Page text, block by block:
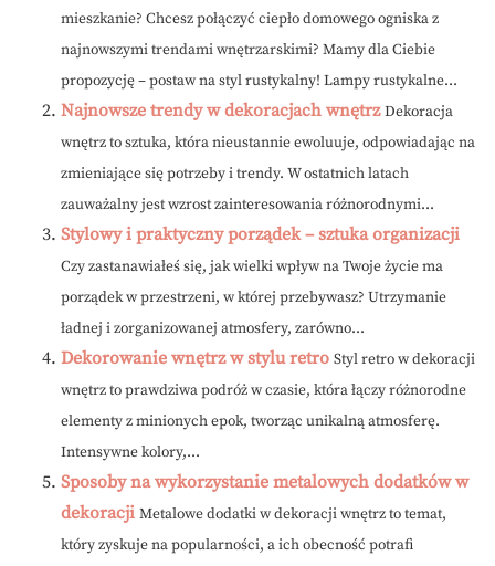
mieszkanie? Chcesz połączyć ciepło domowego ogniska z
najnowszymi trendami wnętrzarskimi? Mamy dla Ciebie
propozycję – postaw na styl rustykalny! Lampy rustykalne...
Najnowsze trendy w dekoracjach wnętrz Dekoracja
wnętrz to sztuka, która nieustannie ewoluuje, odpowiadając na
zmieniające się potrzeby i trendy. W ostatnich latach
zauważalny jest wzrost zainteresowania różnorodnymi...
Stylowy i praktyczny porządek – sztuka organizacji
Czy zastanawiałeś się, jak wielki wpływ na Twoje życie ma
porządek w przestrzeni, w której przebywasz? Utrzymanie
ładnej i zorganizowanej atmosfery, zarówno...
Dekorowanie wnętrz w stylu retro Styl retro w dekoracji
wnętrz to prawdziwa podróż w czasie, która łączy różnorodne
elementy z minionych epok, tworząc unikalną atmosferę.
Intensywne kolory,...
Sposoby na wykorzystanie metalowych dodatków w
dekoracji Metalowe dodatki w dekoracji wnętrz to temat,
który zyskuje na popularności, a ich obecność potrafi